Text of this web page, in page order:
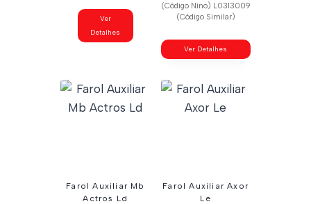
Ver
Detalhes
(Código Nino) L0313009
(Código Similar)
Ver Detalhes
Farol Auxiliar Mb
Actros Ld
Farol Auxiliar Axor
Le